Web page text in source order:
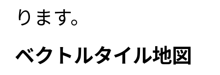
ります。
ベクトルタイル地図